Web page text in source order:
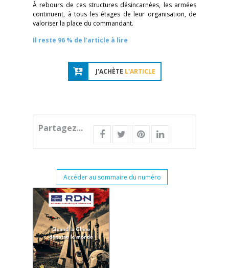
À rebours de ces structures désincarnées, les armées
continuent, à tous les étages de leur organisation, de
valoriser la place du commandant.
Il reste 96 % de l'article à lire
J'ACHÈTE L'ARTICLE
Partagez...
Accéder au sommaire du numéro